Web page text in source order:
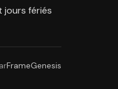
jours fériés
FrameGenesis